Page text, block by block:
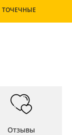
ТОЧЕЧНЫЕ
Отзывы